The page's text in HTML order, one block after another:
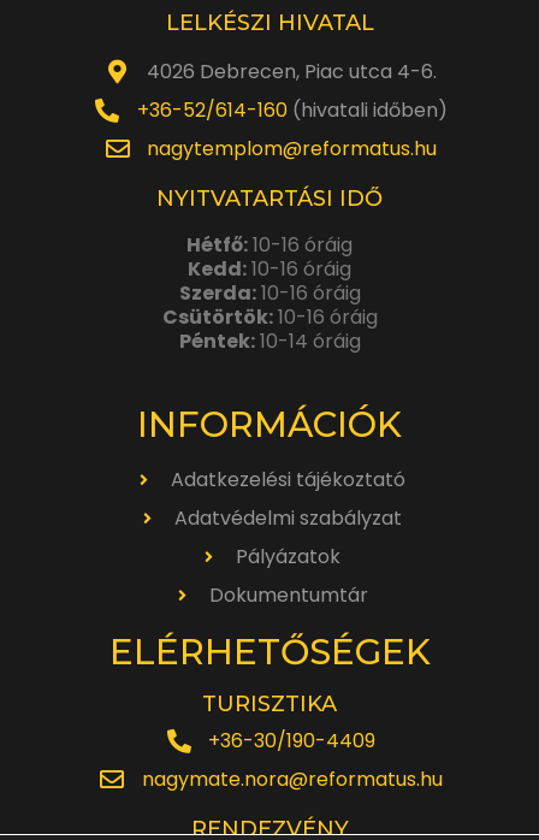
LELKÉSZI HIVATAL
4026 Debrecen, Piac utca 4-6.
+36-52/614-160(hivatali időben)
nagytemplom@reformatus.hu
NYITVATARTÁSI IDŐ
Hétfő:10-16 óráig
Kedd:10-16 óráig
Szerda:10-16 óráig
Csütörtök:10-16 óráig
Péntek:10-14 óráig
INFORMÁCIÓK
Adatkezelési tájékoztató
Adatvédelmi szabályzat
Pályázatok
Dokumentumtár
ELÉRHETŐSÉGEK
TURISZTIKA
+36-30/190-4409
nagymate.nora@reformatus.hu
RENDEZVÉNY